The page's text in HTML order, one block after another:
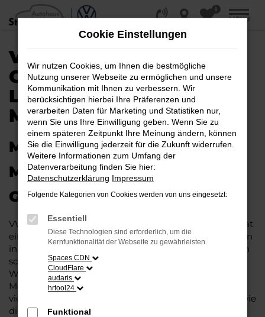
Zum
Hauptinhalt
0
MENÜ
VW POLO
GEBRAUCHTWAGEN |
LIEFERSERVICE NACH
MINDEN
MIT RABATT DURCH MINDEN
MIT DEM VW POLO
GEBRAUCHTWAGEN
VW Polo Gebrauchtwagen liegen im Trend und das hat
einen vergleichsweise einfachen Grund. Ob für Fahrten
in und um Minden oder längere Strecken: es existieren
schlichtweg kaum Fahrzeuge, die diesem Modell das
Wasser reichen können. Die Qualität steht in jeder
Modellgeneration außer Frage. Hinzu kommen die
vielfältigen Möglichkeiten einer Individualisierung sowie
die zahlreichen Assistenzsysteme. Ein VW Polo
Cookie Einstellungen
Wir nutzen Cookies, um Ihnen die bestmögliche
Nutzung unserer Webseite zu ermöglichen und unsere
Kommunikation mit Ihnen zu verbessern. Wir
berücksichtigen hierbei Ihre Präferenzen und
verarbeiten Daten für Marketing und Statistiken nur,
wenn Sie uns Ihre Einwilligung geben. Wenn Sie zu
einem späteren Zeitpunkt Ihre Meinung ändern, können
Sie die Einwilligung jederzeit für die Zukunft widerrufen.
Weitere Informationen zum Umfang der
Datenverarbeitung finden Sie hier:
Datenschutzerklärung Impressum
Folgende Kategorien von Cookies werden von uns eingesetzt:
Essentiell
Diese Technologien sind erforderlich, um die
Kernfunktionalität der Webseite zu gewährleisten.
Spaces CDN
CloudFlare
audaris
hrtool24
Funktional